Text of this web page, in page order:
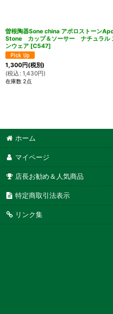
曽根陶器Sone china アポロストーン
Stone カップ＆ソーサー ナチュラル
ンウェア [C547]
1,300円(税別)
(税込 : 1,430円)
在庫数 2点
ホーム
マイページ
店長お勧め＆人気商品
特定商取引法表示
リンク集